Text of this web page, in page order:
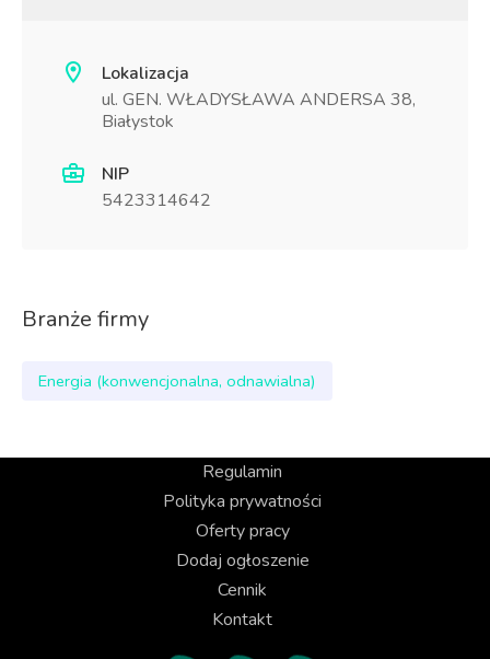
Lokalizacja
ul. GEN. WŁADYSŁAWA ANDERSA 38,
Białystok
NIP
5423314642
Branże firmy
Energia (konwencjonalna, odnawialna)
Regulamin
Polityka prywatności
Oferty pracy
Dodaj ogłoszenie
Cennik
Kontakt